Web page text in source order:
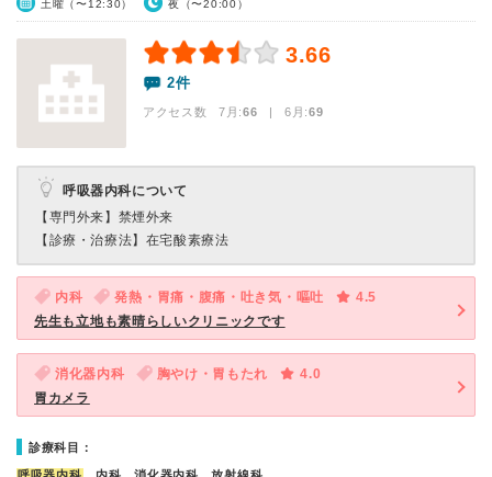
土曜（〜12:30） 夜（〜20:00）
3.66
2件
アクセス数 7月:66 | 6月:69
呼吸器内科について
【専門外来】 禁煙外来
【診療・治療法】 在宅酸素療法
内科 発熱・胃痛・腹痛・吐き気・嘔吐
4.5
先生も立地も素晴らしいクリニックです
消化器内科 胸やけ・胃もたれ
4.0
胃カメラ
診療科目：